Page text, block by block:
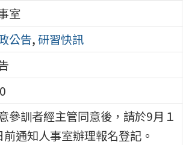
室
公告,研習快訊
參訓者經主管同意後，請於9月１
前通知人事室辦理報名登記。